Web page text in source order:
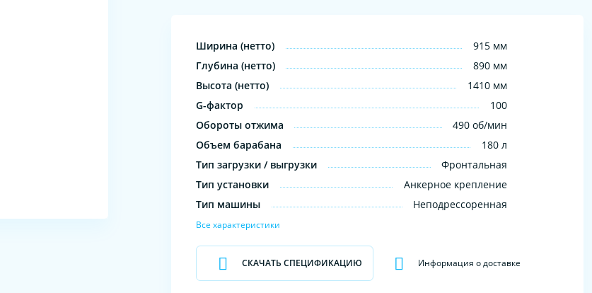
Ширина (нетто)
915 мм
Глубина (нетто)
890 мм
Высота (нетто)
1410 мм
G-фактор
100
Обороты отжима
490 об/мин
Объем барабана
180 л
Тип загрузки / выгрузки
Фронтальная
Тип установки
Анкерное крепление
Тип машины
Неподрессоренная
Все характеристики
СКАЧАТЬ СПЕЦИФИКАЦИЮ Информация о доставке